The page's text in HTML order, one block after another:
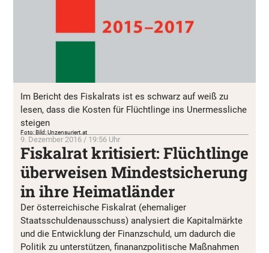
Im Bericht des Fiskalrats ist es schwarz auf weiß zu
lesen, dass die Kosten für Flüchtlinge ins Unermessliche
steigen
Foto: Bild: Unzensuriert.at
9. Dezember 2016 / 19:56 Uhr
Fiskalrat kritisiert: Flüchtlinge
überweisen Mindestsicherung
in ihre Heimatländer
Der österreichische Fiskalrat (ehemaliger
Staatsschuldenausschuss) analysiert die Kapitalmärkte
und die Entwicklung der Finanzschuld, um dadurch die
Politik zu unterstützen, finananzpolitische Maßnahmen